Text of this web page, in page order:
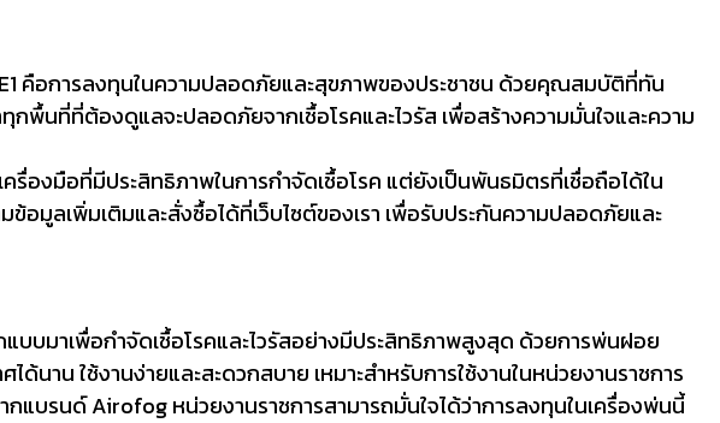
คือการลงทุนในความปลอดภัยและสุขภาพของประชาชน ด้วยคุณสมบัติที่ทัน
พื้นที่ที่ต้องดูแลจะปลอดภัยจากเชื้อโรคและไวรัส เพื่อสร้างความมั่นใจและความ
ครื่องมือที่มีประสิทธิภาพในการกำจัดเชื้อโรค แต่ยังเป็นพันธมิตรที่เชื่อถือได้ใน
อมูลเพิ่มเติมและสั่งซื้อได้ที่เว็บไซต์ของเรา เพื่อรับประกันความปลอดภัยและ
บบมาเพื่อกำจัดเชื้อโรคและไวรัสอย่างมีประสิทธิภาพสูงสุด ด้วยการพ่นฝอย
นาน ใช้งานง่ายและสะดวกสบาย เหมาะสำหรับการใช้งานในหน่วยงานราชการ
บรนด์ Airofog หน่วยงานราชการสามารถมั่นใจได้ว่าการลงทุนในเครื่องพ่นนี้